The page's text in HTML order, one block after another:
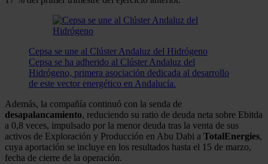
Cepsa se une al Clúster Andaluz del Hidrógeno
Cepsa se ha adherido al Clúster Andaluz del
Hidrógeno, primera asociación dedicada al desarrollo
de este vector energético en Andalucía.
Además, la compañía continuó con la senda de
desapalancamiento, reduciendo su ratio de deuda neta sobre Ebitda
a 0,8 veces, impulsado por la menor deuda tras la venta de sus
activos de Exploración y Producción en Abu Dabi a TotalEnergies,
cuya aportación se incluye en los resultados hasta el 15 de marzo,
fecha de cierre de la operación.